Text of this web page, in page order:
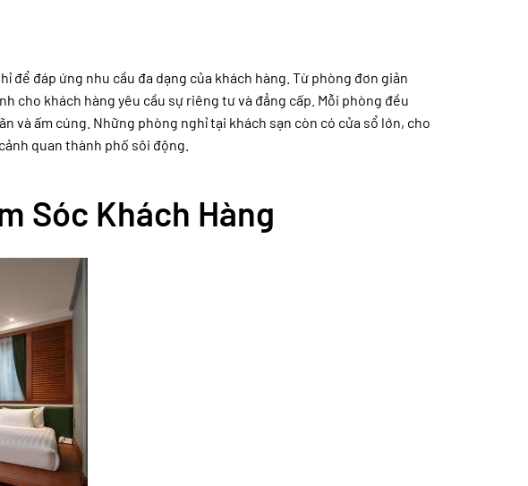
để đáp ứng nhu cầu đa dạng của khách hàng. Từ phòng đơn giản
cho khách hàng yêu cầu sự riêng tư và đẳng cấp. Mỗi phòng đều
và ấm cúng. Những phòng nghỉ tại khách sạn còn có cửa sổ lớn, cho
quan thành phố sôi động.
Sóc Khách Hàng